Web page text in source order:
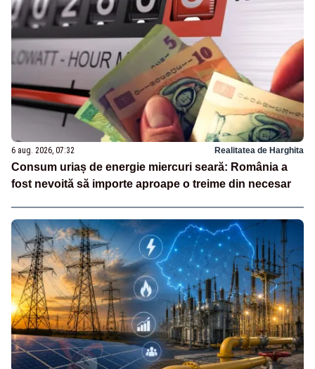
6 aug. 2026, 07:32 Realitatea de Harghita
Consum uriaș de energie miercuri seară: România a
fost nevoită să importe aproape o treime din necesar